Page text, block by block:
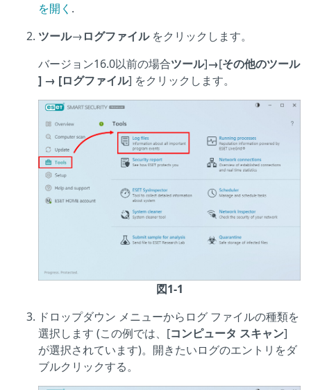
を開く .
ツール→ログファイルをクリックします。
バージョン16.0以前の場合ツール]→[その他のツール
] → [ログファイル] をクリックします。
図1-1
ドロップダウン メニューからログ ファイルの種類を
選択します (この例では、[コンピュータ スキャン]
が選択されています)。開きたいログのエントリをダ
ブルクリックする。